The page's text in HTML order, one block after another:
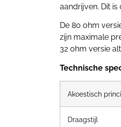
aandrijven. Dit
De 80 ohm
zijn maximale
32 ohm versie
Technische
Akoestisch
Draagstijl